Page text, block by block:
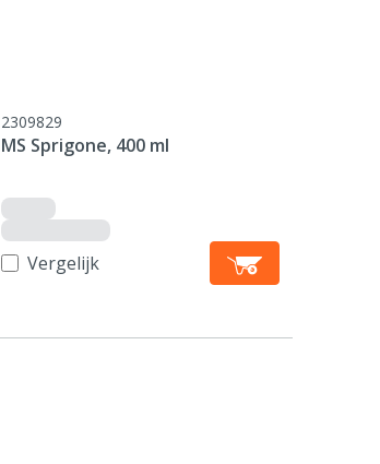
2309829
MS Sprigone, 400 ml
Vergelijk